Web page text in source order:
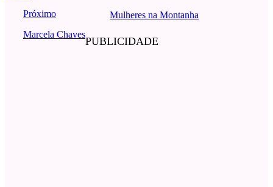
Mulheres na Montanha
PUBLICIDADE
Próximo
Marcela Chaves